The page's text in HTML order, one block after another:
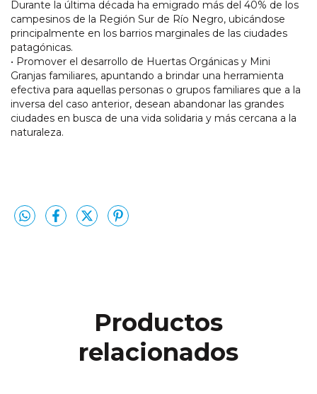
Durante la última década ha emigrado más del 40% de los
campesinos de la Región Sur de Río Negro, ubicándose
principalmente en los barrios marginales de las ciudades
patagónicas.
• Promover el desarrollo de Huertas Orgánicas y Mini
Granjas familiares, apuntando a brindar una herramienta
efectiva para aquellas personas o grupos familiares que a la
inversa del caso anterior, desean abandonar las grandes
ciudades en busca de una vida solidaria y más cercana a la
naturaleza.
Productos
relacionados